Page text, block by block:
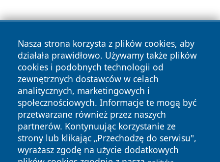
Nasza strona korzysta z plików cookies, aby
działała prawidłowo. Używamy także plików
cookies i podobnych technologii od
zewnętrznych dostawców w celach
analitycznych, marketingowych i
społecznościowych. Informacje te mogą być
przetwarzane również przez naszych
partnerów. Kontynuując korzystanie ze
strony lub klikając „Przechodzę do serwisu",
wyrażasz zgodę na użycie dodatkowych
Copyright © 2026 wrotazabrza.pl Wszystkie prawa
zastrzeżone.
News Autorzy
Polityka
Prywatności
Polityka
Cookies